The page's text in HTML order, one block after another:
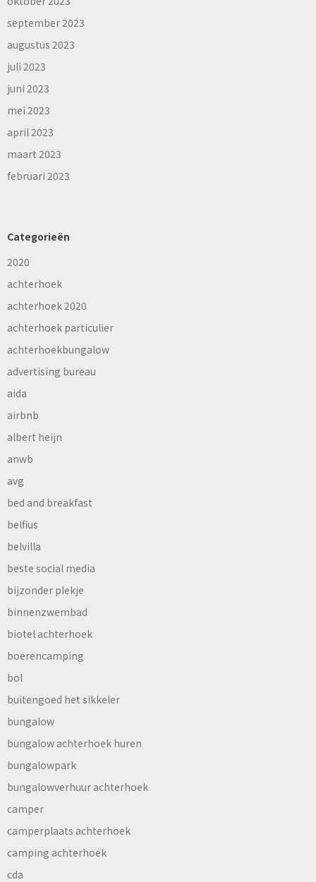
september 2023
augustus 2023
juli 2023
juni 2023
mei 2023
april 2023
maart 2023
februari 2023
Categorieën
2020
achterhoek
achterhoek 2020
achterhoek particulier
achterhoekbungalow
advertising bureau
aida
airbnb
albert heijn
anwb
avg
bed and breakfast
belfius
belvilla
beste social media
bijzonder plekje
binnenzwembad
biotel achterhoek
boerencamping
bol
buitengoed het sikkeler
bungalow
bungalow achterhoek huren
bungalowpark
bungalowverhuur achterhoek
camper
camperplaats achterhoek
camping achterhoek
cda